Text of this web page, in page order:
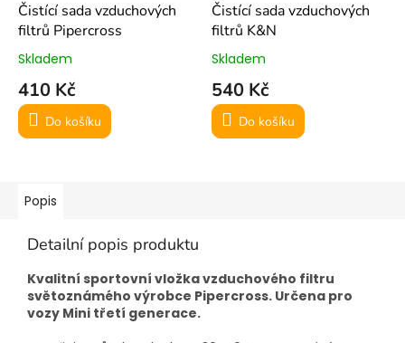
Čistící sada vzduchových
filtrů Pipercross
Skladem
410 Kč
Do košíku
Čistící sada vzduchových
filtrů K&N
Skladem
540 Kč
Do košíku
Popis
Detailní popis produktu
Kvalitní sportovní vložka vzduchového filtru
světoznámého výrobce Pipercross. Určena pro
vozy Mini třetí generace.